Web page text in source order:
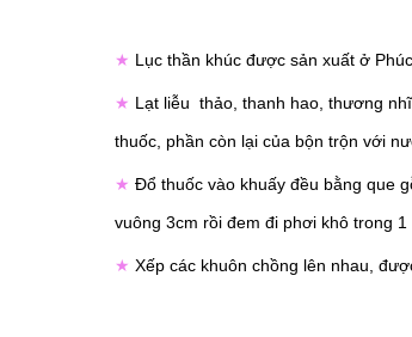
★ Lục thần khúc được sản xuất ở
★ Lạt liễu thảo, thanh hao, thương
thuốc, phần còn lại của bộn trộn với
★ Đổ thuốc vào khuấy đều bằng que
vuông 3cm rồi đem đi phơi khô trong 1
★ Xếp các khuôn chồng lên nhau,